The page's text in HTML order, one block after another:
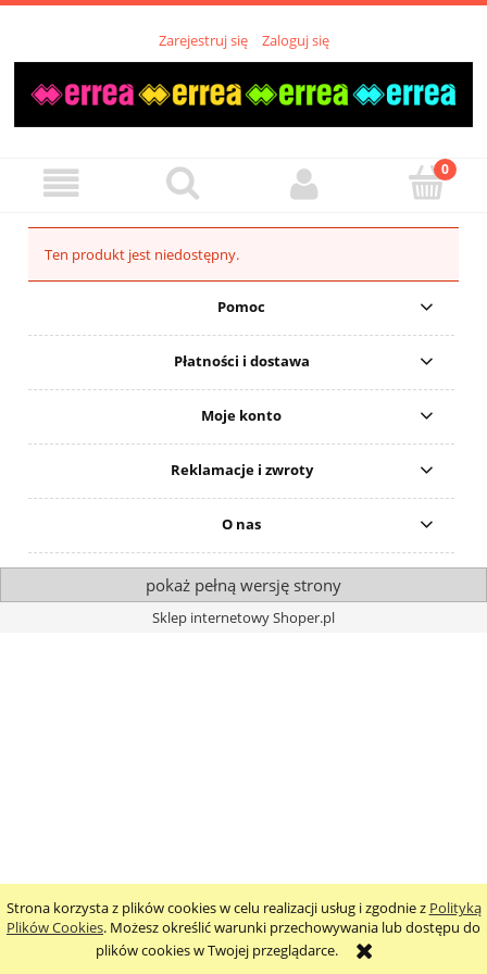
Strona korzysta z plików cookies w celu realizacji usług i zgodnie z Polityką
Plików Cookies. Możesz określić warunki przechowywania lub dostępu do
plików cookies w Twojej przeglądarce.
Zarejestruj się Zaloguj się
Ten produkt jest niedostępny.
Pomoc
Płatności i dostawa
Moje konto
Reklamacje i zwroty
O nas
pokaż pełną wersję strony
Sklep internetowy Shoper.pl